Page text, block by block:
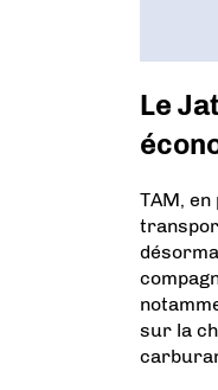
Le
TAM,
sur la